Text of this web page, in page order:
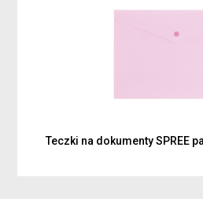
Teczki na dokumenty SPREE